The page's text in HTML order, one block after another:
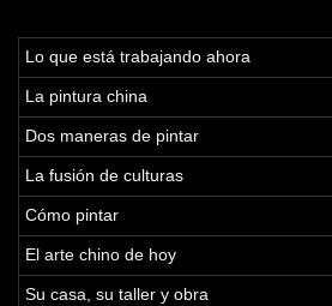
Lo que está trabajando ahora
La pintura china
Dos maneras de pintar
La fusión de culturas
Cómo pintar
El arte chino de hoy
Su casa, su taller y obra